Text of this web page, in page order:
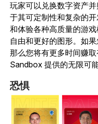
玩家可以兑换数字资产
于其可定制性和复杂的
和体验各种高质量的游
自由和更好的图形。如
那么您将有更多时间赚
Sandbox 提供的无限可能
恐惧